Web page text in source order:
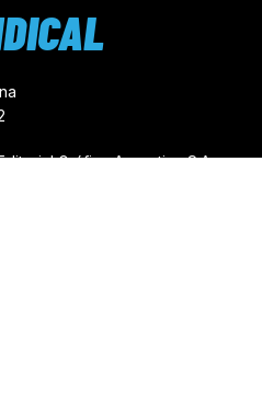
Gráfica Argentina S.A.